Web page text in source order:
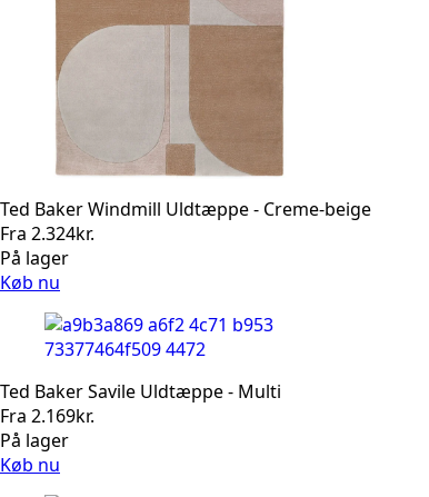
Ted Baker Windmill Uldtæppe - Creme-beige
Fra 2.324kr.
På lager
Køb nu
Ted Baker Savile Uldtæppe - Multi
Fra 2.169kr.
På lager
Køb nu